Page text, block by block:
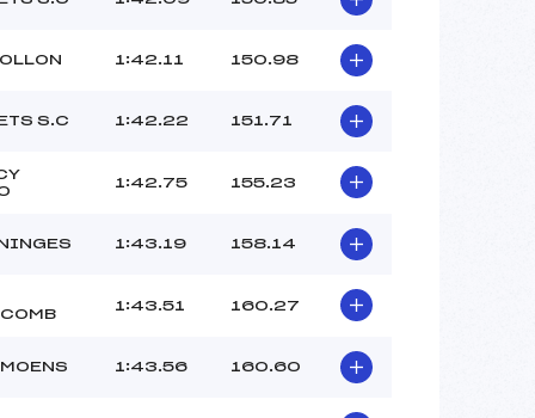
1:42.11 150.98
S.C 1:42.22 151.71
1:42.75 155.23
1:43.19 158.14
1:43.51 160.27
1:43.56 160.60